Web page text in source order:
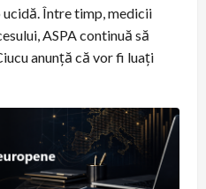
ucidă. Între timp, medicii
ASPA continuă să
anunță că vor fi luați